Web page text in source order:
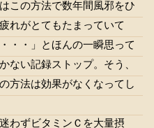
この方法で数年間風邪をひ
れがとてもたまっていて
・・」とほんの一瞬思って
ない記録ストップ。そう、
方法は効果がなくなってし
わずビタミンＣを大量摂